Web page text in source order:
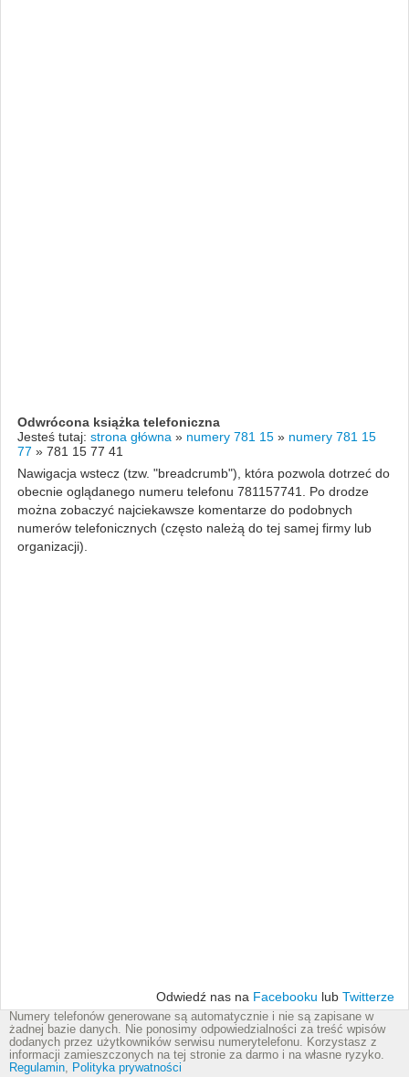
Odwrócona książka telefoniczna
Jesteś tutaj: strona główna » numery 781 15 » numery 781 15
77 » 781 15 77 41
Nawigacja wstecz (tzw. "breadcrumb"), która pozwola dotrzeć do
obecnie oglądanego numeru telefonu 781157741. Po drodze
można zobaczyć najciekawsze komentarze do podobnych
numerów telefonicznych (często należą do tej samej firmy lub
organizacji).
Odwiedź nas na Facebooku lub Twitterze
Numery telefonów generowane są automatycznie i nie są zapisane w
żadnej bazie danych. Nie ponosimy odpowiedzialności za treść wpisów
dodanych przez użytkowników serwisu numerytelefonu. Korzystasz z
informacji zamieszczonych na tej stronie za darmo i na własne ryzyko.
Regulamin, Polityka prywatności